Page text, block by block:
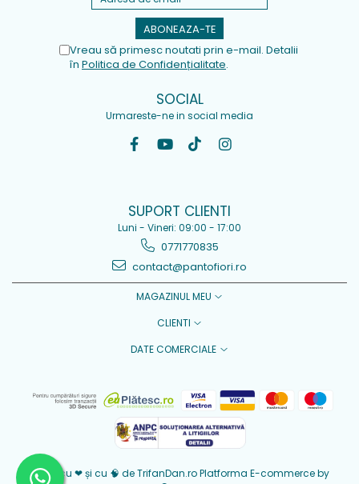
Vreau să primesc noutati prin e-mail. Detalii
în Politica de Confidențialitate.
SOCIAL
Urmareste-ne in social media
SUPORT CLIENTI
Luni - Vineri: 09:00 - 17:00
0771770835
contact@pantofiori.ro
MAGAZINUL MEU
CLIENTI
DATE COMERCIALE
Creat cu ❤ și cu 🧠 de TrifanDan.roPlatforma E-commerce by